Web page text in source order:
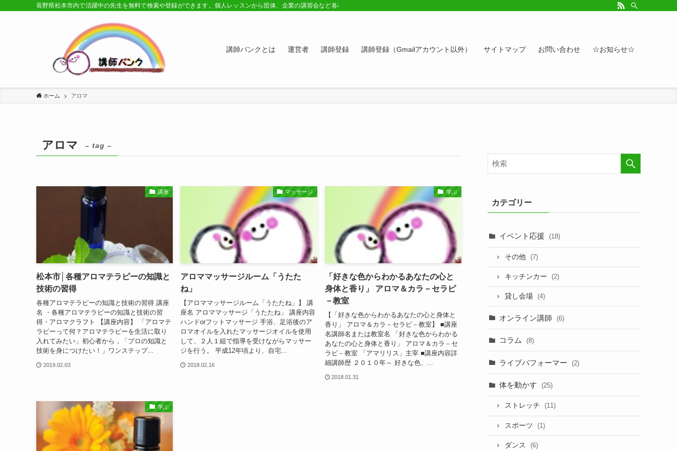
長野県松本市内で活躍中の先生を無料で検索や登録ができます。個人レッスンから団体、企業の講習会など各種講師の紹介ページ。学びたい方、スキルアップしたい方、お悩み相談など。カレンダーへのイベント情報や講座登録もど
講師バンクとは 運営者 講師登録 講師登録（Gmailアカウント以外） サイトマップ お問い合わせ ☆お知らせ☆
ホーム アロマ
アロマ – tag –
講座
松本市│各種アロマテラピーの知識と
技術の習得
各種アロマテラピーの知識と技術の習得 講座
名 ・各種アロマテラピーの知識と技術の習
得・アロマクラフト 【講座内容】 「アロマテ
ラピーって何？アロマテラピーを生活に取り
入れてみたい」初心者から，「プロの知識と
技術を身につけたい！」ワンステップ...
2019.02.03
マッサージ
アロママッサージルーム「うたた
ね」
【アロママッサージルーム「うたたね」】 講
座名 アロママッサージ「うたたね」 講座内容
ハンドorフットマッサージ 手浴、足浴後のア
ロマオイルを入れたマッサージオイルを使用
して、２人１組で指導を受けながらマッサー
ジを行う。 平成12年頃より、自宅...
2018.02.16
学ぶ
「好きな色からわかるあなたの心と
身体と香り」 アロマ＆カラ－セラピ
－教室
【「好きな色からわかるあなたの心と身体と
香り」 アロマ＆カラ－セラピ－教室】 ■講座
名講師名または教室名 「好きな色からわかる
あなたの心と身体と香り」 アロマ＆カラ－セ
ラピ－教室 「アマリリス」主宰 ■講座内容詳
細講師歴 ２０１０年～ 好きな色、...
2018.01.31
学ぶ
カテゴリー
イベント応援 (18)
その他 (7)
キッチンカー (2)
貸し会場 (4)
オンライン講師 (6)
コラム (8)
ライブパフォーマー (2)
体を動かす (25)
ストレッチ (11)
スポーツ (1)
ダンス (6)